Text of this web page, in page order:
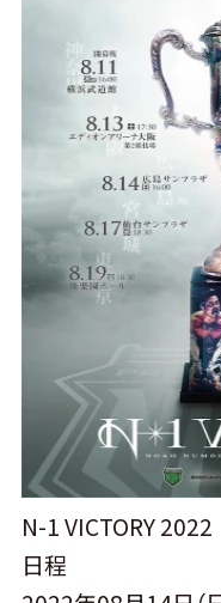
ン
グ・
ノ
ア
公
式
サ
N-1 VICTORY 2022
日程